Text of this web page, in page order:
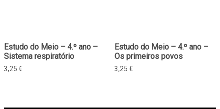
Estudo do Meio – 4.º ano –
Sistema respiratório
3,25 €
Estudo do Meio – 4.º ano –
Os primeiros povos
3,25 €